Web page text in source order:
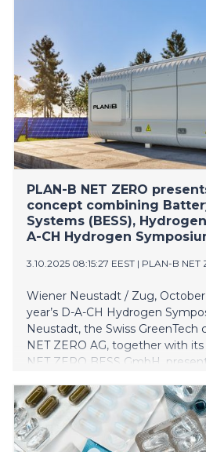
PLAN-B NET ZERO
concept combining
Systems (BESS),
A-CH Hydrogen
3.10.2025 08:15:27 EEST | PLAN-B NET
Wiener Neustadt / Zug, October
year’s D-A-CH Hydrogen
Neustadt, the Swiss GreenTech
NET ZERO AG, together with
NET ZERO BESS GmbH,
(Germany, Austria,
Battery Energy Storage Systems
hydrogen, and artificial
intelligent energy ecosystem